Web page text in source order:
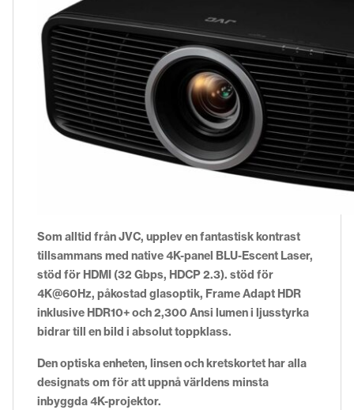
Som alltid från JVC, upplev en fantastisk kontrast
tillsammans med native 4K-panel BLU-Escent Laser,
stöd för HDMI (32 Gbps, HDCP 2.3). stöd för
4K@60Hz, påkostad glasoptik, Frame Adapt HDR
inklusive HDR10+ och 2,300 Ansi lumen i ljusstyrka
bidrar till en bild i absolut toppklass.
Den optiska enheten, linsen och kretskortet har alla
designats om för att uppnå världens minsta
inbyggda 4K-projektor.